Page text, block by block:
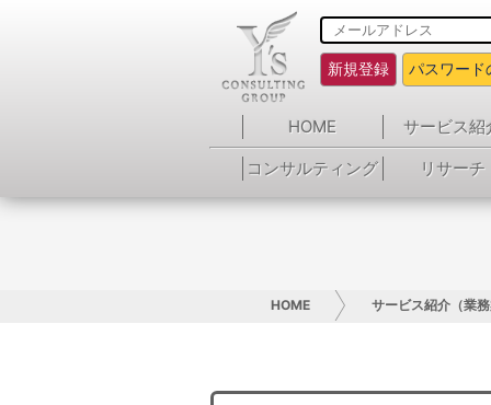
新規登録 パスワード
HOME
サービス紹
コンサルティング
リサーチ
HOME サービス紹介（業